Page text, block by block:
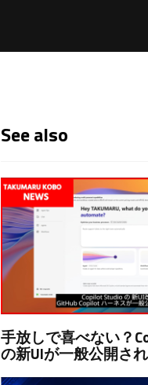
See also
手放しで喜べない？
の新UIが一般公開さ